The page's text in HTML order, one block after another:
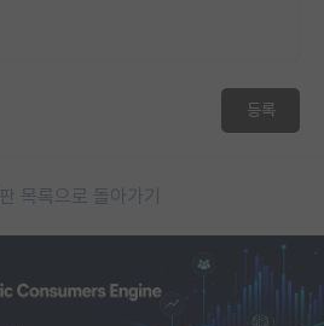
등록
목록으로 돌아가기